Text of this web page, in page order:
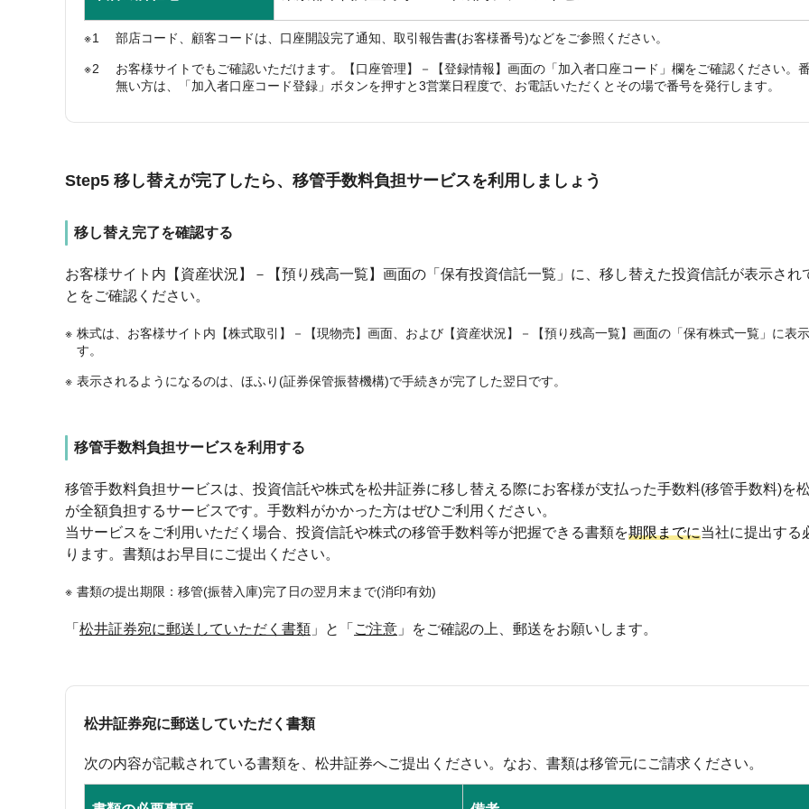
1 部店コード、顧客コードは、口座開設完了通知、取引報告書(お客様番号)などをご参照ください。
2
お客様サイトでもご確認いただけます。【口座管理】－【登録情報】画面の「加入者口座コード」欄をご確認ください。
無い方は、「加入者口座コード登録」ボタンを押すと3営業日程度で、お電話いただくとその場で番号を発行します。
Step5 移し替えが完了したら、移管手数料負担サービスを利用しましょう
移し替え完了を確認する
お客様サイト内【資産状況】－【預り残高一覧】画面の「保有投資信託一覧」に、移し替えた投資信託が表示され
とをご確認ください。
株式は、お客様サイト内【株式取引】－【現物売】画面、および【資産状況】－【預り残高一覧】画面の「保有株式一覧」に表
す。
表示されるようになるのは、ほふり(証券保管振替機構)で手続きが完了した翌日です。
移管手数料負担サービスを利用する
移管手数料負担サービスは、投資信託や株式を松井証券に移し替える際にお客様が支払った手数料(移管手数料)を
が全額負担するサービスです。手数料がかかった方はぜひご利用ください。
当サービスをご利用いただく場合、投資信託や株式の移管手数料等が把握できる書類を期限までに当社に提出する
ります。書類はお早目にご提出ください。
書類の提出期限：移管(振替入庫)完了日の翌月末まで(消印有効)
「 松井証券宛に郵送していただく書類 」と「 ご注意 」をご確認の上、郵送をお願いします。
松井証券宛に郵送していただく書類
次の内容が記載されている書類を、松井証券へご提出ください。なお、書類は移管元にご請求ください。